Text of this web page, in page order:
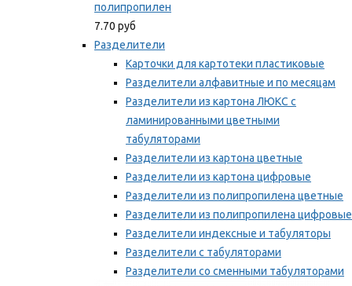
полипропилен
7.70 руб
Разделители
Карточки для картотеки пластиковые
Разделители алфавитные и по месяцам
Разделители из картона ЛЮКС с
ламинированными цветными
табуляторами
Разделители из картона цветные
Разделители из картона цифровые
Разделители из полипропилена цветные
Разделители из полипропилена цифровые
Разделители индексные и табуляторы
Разделители с табуляторами
Разделители со сменными табуляторами